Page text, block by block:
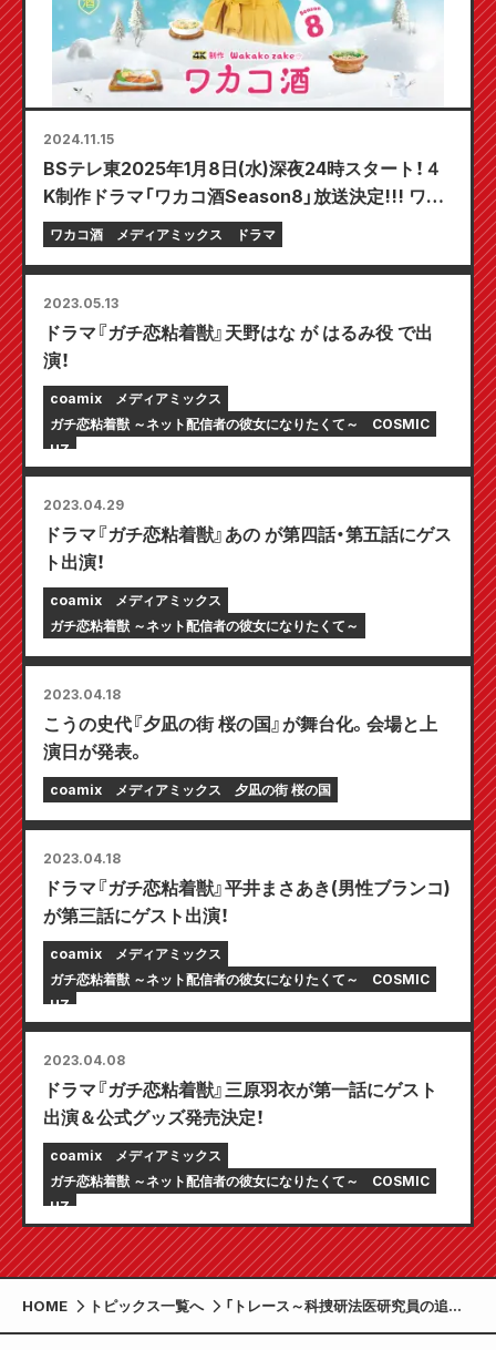
2024.11.15
BSテレ東2025年1月8日(水)深夜24時スタート！４
K制作ドラマ「ワカコ酒Season8」放送決定!!! ワカ
コが冬の味覚に舌鼓♪“女ひとり酒”の醍醐味をお届
け
ワカコ酒 メディアミックス ドラマ
2023.05.13
ドラマ『ガチ恋粘着獣』天野はな が はるみ役 で出
演！
coamix
メディアミックス
ガチ恋粘着獣 ～ネット配信者の彼女になりたくて～
COSMIC
HZ
2023.04.29
ドラマ『ガチ恋粘着獣』あの が第四話・第五話にゲス
ト出演！
coamix
メディアミックス
ガチ恋粘着獣 ～ネット配信者の彼女になりたくて～
2023.04.18
こうの史代『夕凪の街 桜の国』が舞台化。会場と上
演日が発表。
coamix メディアミックス 夕凪の街 桜の国
2023.04.18
ドラマ『ガチ恋粘着獣』平井まさあき(男性ブランコ)
が第三話にゲスト出演！
coamix
メディアミックス
ガチ恋粘着獣 ～ネット配信者の彼女になりたくて～
COSMIC
HZ
2023.04.08
ドラマ『ガチ恋粘着獣』三原羽衣が第一話にゲスト
出演＆公式グッズ発売決定！
coamix
メディアミックス
ガチ恋粘着獣 ～ネット配信者の彼女になりたくて～
COSMIC
HZ
HOME トピックス一覧へ
「トレース～科捜研法医研究員の追想